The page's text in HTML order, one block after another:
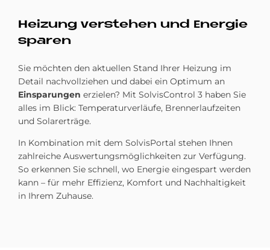
Hei­zung ver­ste­hen und En­er­gie
spa­ren
Sie möchten den aktuellen Stand Ihrer Heizung im
Detail nachvollziehen und dabei ein Optimum an
Einsparungen erzielen? Mit SolvisControl 3 haben Sie
alles im Blick: Temperaturverläufe, Brennerlaufzeiten
und Solarerträge.
In Kombination mit dem SolvisPortal stehen Ihnen
zahlreiche Auswertungsmöglichkeiten zur Verfügung.
So erkennen Sie schnell, wo Energie eingespart werden
kann – für mehr Effizienz, Komfort und Nachhaltigkeit
in Ihrem Zuhause.